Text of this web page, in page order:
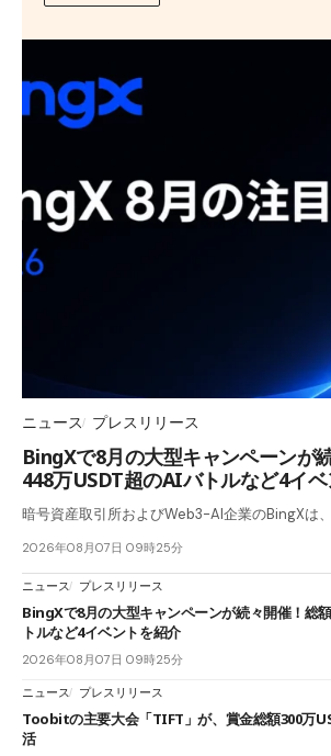
ニュース プレスリリース
BingXで8月の大型キャンペーンが
448万USDT超のAIバトルなど4イ
暗号資産取引所およびWeb3-AI企業のBingXは
2026年08月07日 09時25分
ニュース プレスリリース
BingXで8月の大型キャンペーンが続々開催！総
トルなど4イベントを紹介
2026年08月07日 09時25分
ニュース プレスリリース
Toobitの主要大会「TIFT」が、賞金総額300万
活